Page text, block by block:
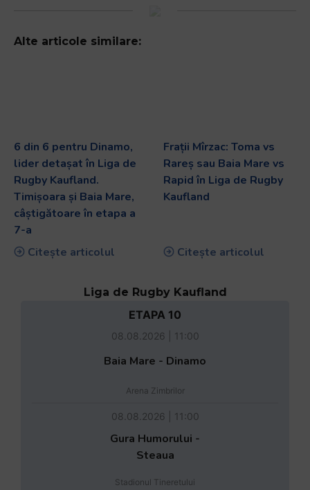
Alte articole similare:
6 din 6 pentru Dinamo,
lider detașat în Liga de
Rugby Kaufland.
Timișoara și Baia Mare,
câștigătoare în etapa a
7-a
Citește articolul
Frații Mîrzac: Toma vs
Rareș sau Baia Mare vs
Rapid în Liga de Rugby
Kaufland
Citește articolul
Liga de Rugby Kaufland
ETAPA 10
08.08.2026 | 11:00
Baia Mare - Dinamo
Arena Zimbrilor
08.08.2026 | 11:00
Gura Humorului -
Steaua
Stadionul Tineretului